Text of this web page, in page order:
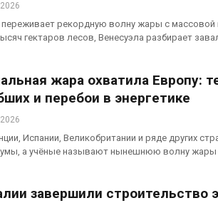
рекордную волну жары с
гектаров лесов, Венесуэла разбирает
жара охватила Европу:
и перебои в энергетике
Испании, Великобритании и ряде других
а учёные называют нынешнюю волну жары
завершили строительство
бизнеса
Авг 6, 2026